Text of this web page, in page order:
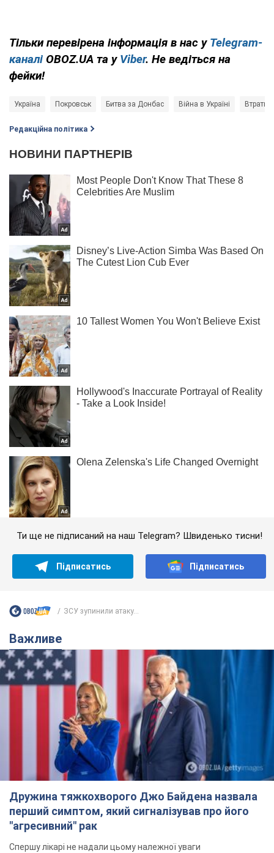
Тільки перевірена інформація в нас у Telegram-
каналі OBOZ.UA та у Viber. Не ведіться на
фейки!
Україна Покровськ Битва за Донбас Війна в Україні Втрати
Редакційна політика
Ти ще не підписаний на наш Telegram? Швиденько тисни!
Підписатись Підписатись
ЗСУ зупинили атаку...
Важливе
Дружина тяжкохворого Джо Байдена назвала
перший симптом, який сигналізував про його
"агресивний" рак
Спершу лікарі не надали цьому належної уваги